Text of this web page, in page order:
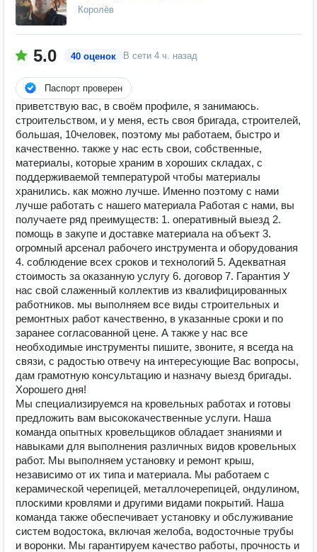
Королёв
5.0 40 оценок В сети 4 ч. назад
Паспорт проверен
приветствую вас, в своём профиле, я занимаюсь.
строительством, и у меня, есть своя бригада, строителей,
большая, 10человек, поэтому мы работаем, быстро и
качественно. также у нас есть свои, собственные,
материалы, которые храним в хороших складах, с
поддерживаемой температурой чтобы материалы
хранились. как можно лучше. Именно поэтому с нами
лучше работать с нашего материала Работая с нами, вы
получаете ряд преимуществ: 1. оперативный выезд 2.
помощь в закупе и доставке материала на объект 3.
огромный арсенал рабочего инструмента и оборудования
4. соблюдение всех сроков и технологий 5. Адекватная
стоимость за оказанную услугу 6. договор 7. Гарантия У
нас свой слаженный коллектив из квалифицированных
работников. мы выполняем все виды строительных и
ремонтных работ качественно, в указанные сроки и по
заранее согласованной цене. А также у нас все
необходимые инструменты пишите, звоните, я всегда на
связи, с радостью отвечу на интересующие Вас вопросы,
дам грамотную консультацию и назначу выезд бригады.
Хорошего дня!
Мы специализируемся на кровельных работах и готовы
предложить вам высококачественные услуги. Наша
команда опытных кровельщиков обладает знаниями и
навыками для выполнения различных видов кровельных
работ. Мы выполняем установку и ремонт крыш,
независимо от их типа и материала. Мы работаем с
керамической черепицей, металлочерепицей, ондулином,
плоскими кровлями и другими видами покрытий. Наша
команда также обеспечивает установку и обслуживание
систем водостока, включая желоба, водосточные трубы
и воронки. Мы гарантируем качество работы, прочность и